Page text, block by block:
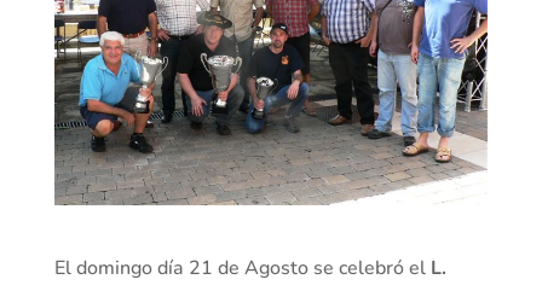
El domingo día 21 de Agosto se celebró el L.